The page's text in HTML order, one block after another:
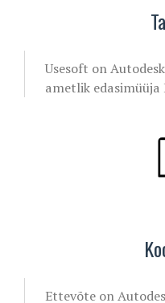
Usesoft on
ametlik edasimüüja
Ettevõte on